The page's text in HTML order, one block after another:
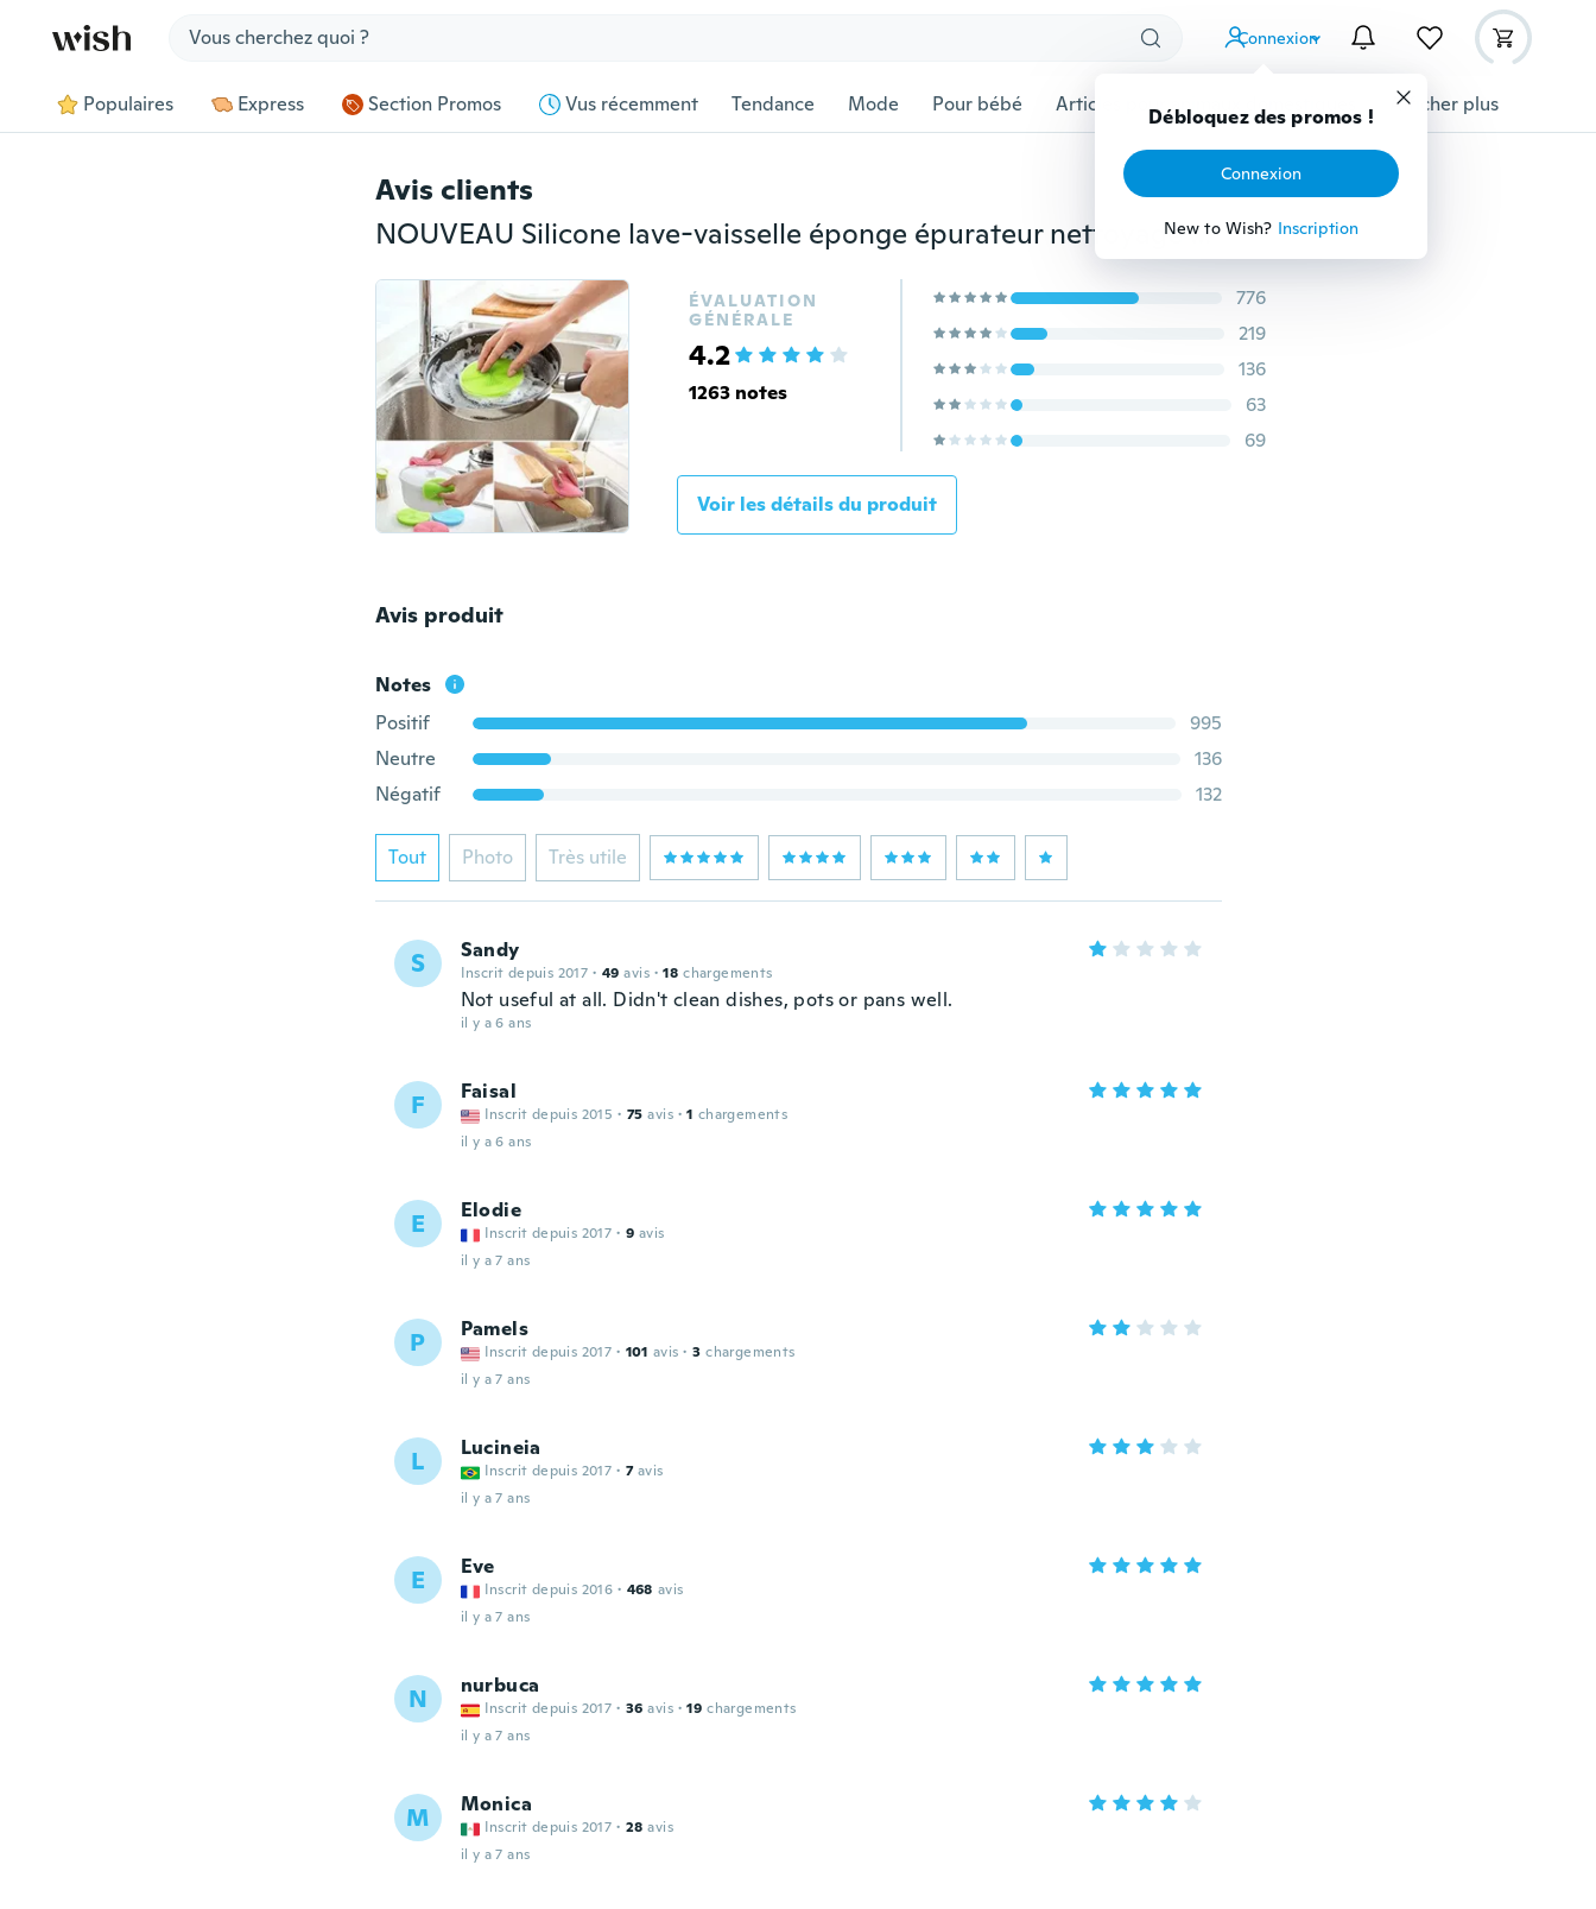
Connexion
Débloquez des promos !
Connexion
New to Wish? Inscription
Populaires Express Section Promos Vus récemment Tendance Mode Pour bébé Articles pour animaux domestiques Afficher plus
Avis clients
NOUVEAU Silicone lave-vaisselle éponge épurateur nettoyage outils de cuisine antibactériens
ÉVALUATION
GÉNÉRALE
4.2
1263 notes
776
219
136
63
69
Voir les détails du produit
Avis produit
Notes
Positif
995
Neutre
136
Négatif
132
Tout Photo Très utile
S Sandy
Inscrit depuis 2017 · 49 avis · 18 chargements
Not useful at all. Didn't clean dishes, pots or pans well.
il y a 6 ans
F Faisal
Inscrit depuis 2015 · 75 avis · 1 chargements
il y a 6 ans
E Elodie
Inscrit depuis 2017 · 9 avis
il y a 7 ans
P Pamels
Inscrit depuis 2017 · 101 avis · 3 chargements
il y a 7 ans
L Lucineia
Inscrit depuis 2017 · 7 avis
il y a 7 ans
E Eve
Inscrit depuis 2016 · 468 avis
il y a 7 ans
N nurbuca
Inscrit depuis 2017 · 36 avis · 19 chargements
il y a 7 ans
M Monica
Inscrit depuis 2017 · 28 avis
il y a 7 ans